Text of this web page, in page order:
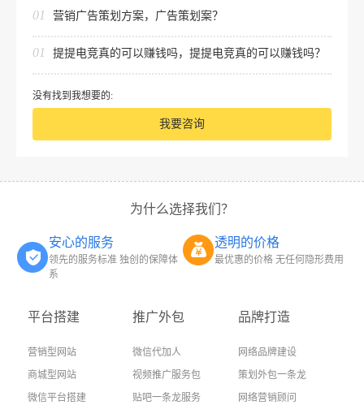
01 营销广告策划方案，广告策划案？
01 提提电竞真的可以赚钱吗，提提电竞真的可以赚钱吗？
没有找到我想要的:
我要咨询
为什么选择我们？
安心的服务
领先的服务标准 独创的保障体
系
透明的价格
最优惠的价格 无任何隐形费用
平台搭建
营销型网站
商城型网站
微信平台搭建
推广外包
微信代加人
视频推广服务包
贴吧一条龙服务
品牌打造
网络品牌建设
策划外包一条龙
网络营销顾问